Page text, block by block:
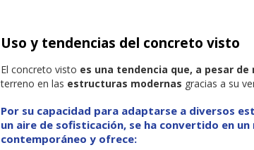
Uso y tendencias del concreto visto
El concreto visto es una tendencia que, a pesar de
terreno en las estructuras modernas gracias a su
Por su capacidad para adaptarse a diversos
un aire de sofisticación, se ha convertido en
contemporáneo y ofrece: